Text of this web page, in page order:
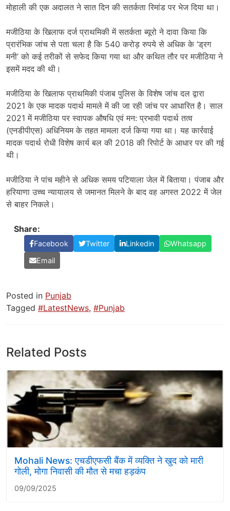
मोहाली की एक अदालत ने सात दिन की सतर्कता रिमांड पर भेज दिया था।
मजीठिया के खिलाफ दर्ज प्राथमिकी में सतर्कता ब्यूरो ने दावा किया कि
प्रारंभिक जांच से पता चला है कि 540 करोड़ रुपये से अधिक के ‘ड्रग
मनी’ को कई तरीकों से सफेद किया गया था और कथित तौर पर मजीठिया ने
इसमें मदद की थी।
मजीठिया के खिलाफ प्राथमिकी पंजाब पुलिस के विशेष जांच दल द्वारा
2021 के एक मादक पदार्थ मामले में की जा रही जांच पर आधारित है। साल
2021 में मजीठिया पर स्वापक औषधि एवं मन: प्रभावी पदार्थ तत्व
(एनडीपीएस) अधिनियम के तहत मामला दर्ज किया गया था। यह कार्रवाई
मादक पदार्थ रोधी विशेष कार्य बल की 2018 की रिपोर्ट के आधार पर की गई
थी।
मजीठिया ने पांच महीने से अधिक समय पटियाला जेल में बिताया। पंजाब और
हरियाणा उच्च न्यायालय से जमानत मिलने के बाद वह अगस्त 2022 में जेल
से बाहर निकले।
Share:
Facebook Twitter Linkedin
Whatsapp
Email
Posted in Punjab
Tagged #LatestNews, #Punjab
Related Posts
Mohali News: एचडीएफसी बैंक में व्यक्ति ने खुद को मारी
गोली, मोगा निवासी की मौत से मचा हड़कंप
09/09/2025